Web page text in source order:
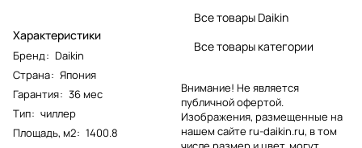
Характеристики
Бренд: Daikin
Страна: Япония
Гарантия: 36 мес
Тип: чиллер
Площадь, м2: 1400.8
Все товары Daikin
Все товары категории
Внимание! Не является
публичной офертой.
Изображения, размещенные на
нашем сайте ru-daikin.ru, в том